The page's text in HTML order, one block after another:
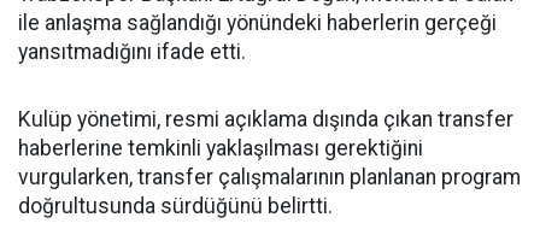
ile anlaşma sağlandığı yönündeki haberlerin gerçeği
yansıtmadığını ifade etti.
Kulüp yönetimi, resmi açıklama dışında çıkan transfer
haberlerine temkinli yaklaşılması gerektiğini
vurgularken, transfer çalışmalarının planlanan program
doğrultusunda sürdüğünü belirtti.